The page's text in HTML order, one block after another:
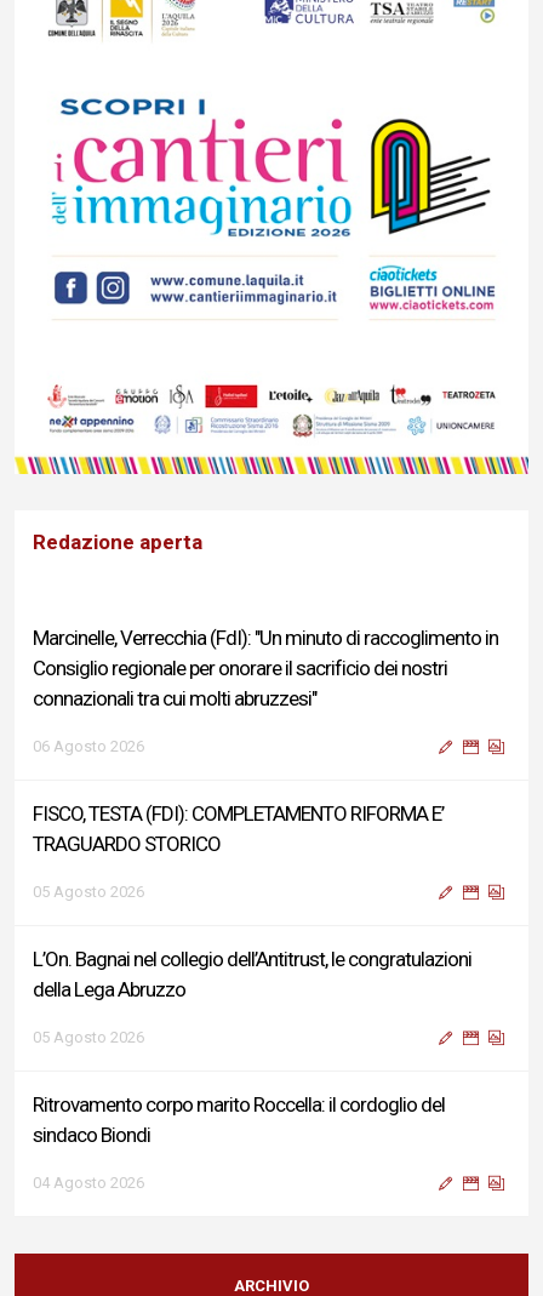
Redazione aperta
Marcinelle, Verrecchia (FdI): "Un minuto di raccoglimento in
Consiglio regionale per onorare il sacrificio dei nostri
connazionali tra cui molti abruzzesi"
06 Agosto 2026
FISCO, TESTA (FDI): COMPLETAMENTO RIFORMA E’
TRAGUARDO STORICO
05 Agosto 2026
L’On. Bagnai nel collegio dell’Antitrust, le congratulazioni
della Lega Abruzzo
05 Agosto 2026
Ritrovamento corpo marito Roccella: il cordoglio del
sindaco Biondi
04 Agosto 2026
Reddito di Cittadinanza, Testa (FdI): Presentata interpellanza
su criticità persistenti ed effetti sulle politiche di sviluppo del
ARCHIVIO